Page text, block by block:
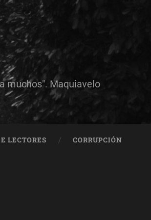
muchos". Maquiavelo
LECTORES CORRUPCIÓN